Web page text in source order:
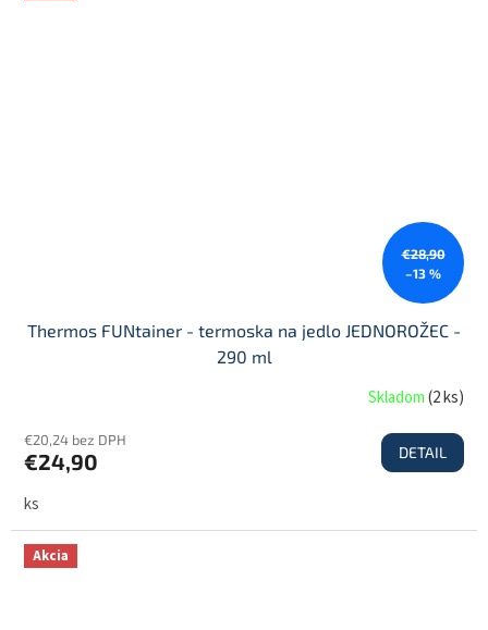
€28,90
–13 %
Thermos FUNtainer - termoska na jedlo JEDNOROŽEC -
290 ml
Skladom(2 ks)
€20,24 bez DPH
€24,90 DETAIL
ks
Akcia